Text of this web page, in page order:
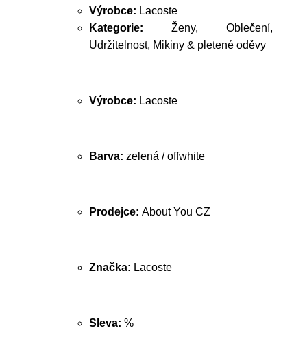
Výrobce: Lacoste
Kategorie: Ženy, Oblečení,
Udržitelnost, Mikiny & pletené oděvy
Výrobce: Lacoste
Barva: zelená / offwhite
Prodejce: About You CZ
Značka: Lacoste
Sleva: %